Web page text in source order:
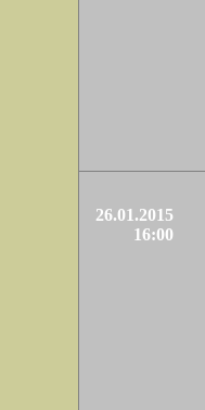
26.01.2015
16:00